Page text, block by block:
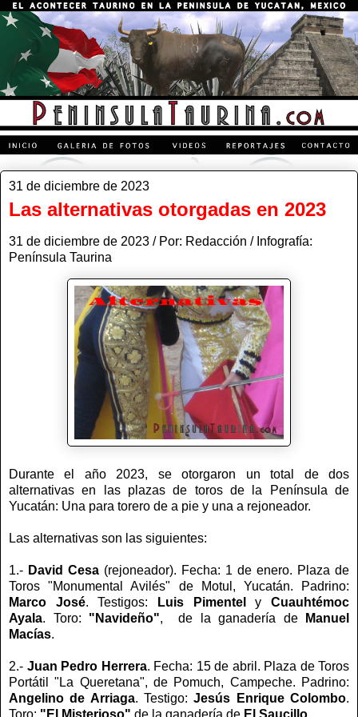
31 de diciembre de 2023
Las alternativas otorgadas en 2023
31 de diciembre de 2023 / Por: Redacción / Infografía:
Península Taurina
Durante el año 2023, se otorgaron un total de dos
alternativas en las plazas de toros de la Península de
Yucatán: Una para torero de a pie y una a rejoneador.
Las alternativas son las siguientes:
1.- David Cesa (rejoneador). Fecha: 1 de enero. Plaza de
Toros "Monumental Avilés" de Motul, Yucatán. Padrino:
Marco José. Testigos: Luis Pimentel y Cuauhtémoc
Ayala. Toro: "Navideño", de la ganadería deManuel
Macías.
2.- Juan Pedro Herrera. Fecha: 15 de abril. Plaza de Toros
Portátil "La Queretana", de Pomuch, Campeche. Padrino:
Angelino de Arriaga. Testigo:Jesús Enrique Colombo.
Toro: "El Misterioso" de la ganadería de El Saucillo